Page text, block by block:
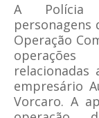
A Polícia
personagens
Operação
relacionadas
empresário
Vorcaro. A